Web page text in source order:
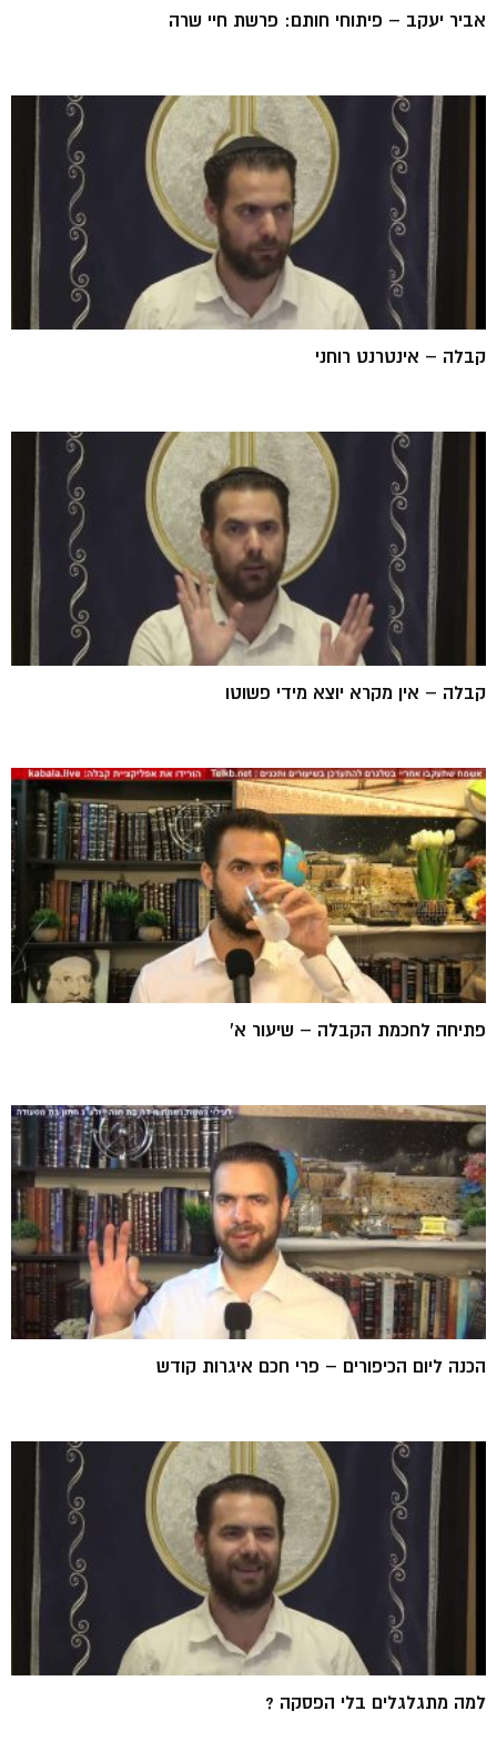
אביר יעקב – פיתוחי חותם: פרשת חיי שרה
קבלה – אינטרנט רוחני
קבלה – אין מקרא יוצא מידי פשוטו
פתיחה לחכמת הקבלה – שיעור א'
הכנה ליום הכיפורים – פרי חכם איגרות קודש
למה מתגלגלים בלי הפסקה ?